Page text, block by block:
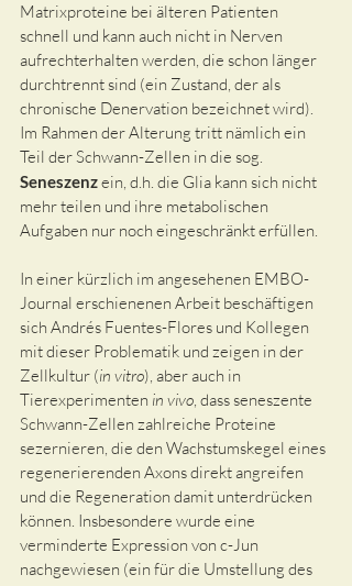
Matrixproteine bei älteren Patienten
schnell und kann auch nicht in Nerven
aufrechterhalten werden, die schon länger
durchtrennt sind (ein Zustand, der als
chronische Denervation bezeichnet wird).
Im Rahmen der Alterung tritt nämlich ein
Teil der Schwann-Zellen in die sog.
Seneszenz ein, d.h. die Glia kann sich nicht
mehr teilen und ihre metabolischen
Aufgaben nur noch eingeschränkt erfüllen.
In einer kürzlich im angesehenen EMBO-
Journal erschienenen Arbeit beschäftigen
sich Andrés Fuentes-Flores und Kollegen
mit dieser Problematik und zeigen in der
Zellkultur (in vitro), aber auch in
Tierexperimenten in vivo, dass seneszente
Schwann-Zellen zahlreiche Proteine
sezernieren, die den Wachstumskegel eines
regenerierenden Axons direkt angreifen
und die Regeneration damit unterdrücken
können. Insbesondere wurde eine
verminderte Expression von c-Jun
nachgewiesen (ein für die Umstellung des